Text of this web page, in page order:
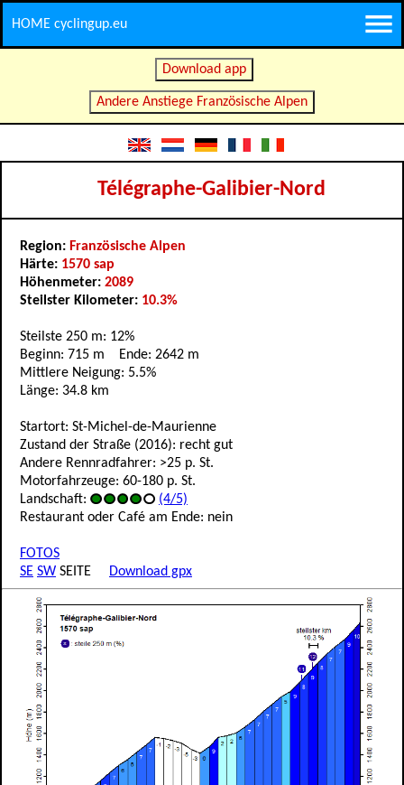
HOME cyclingup.eu
Download app
Andere Anstiege Französische Alpen
Télégraphe-Galibier-Nord
Region: Französische Alpen
Härte: 1570 sap
Höhenmeter: 2089
Steilster Kilometer: 10.3%
Steilste 250 m: 12%
Beginn: 715 m Ende: 2642 m
Mittlere Neigung: 5.5%
Länge: 34.8 km
Startort: St-Michel-de-Maurienne
Zustand der Straße (2016): recht gut
Andere Rennradfahrer: >25 p. St.
Motorfahrzeuge: 60-180 p. St.
Landschaft:
(4/5)
Restaurant oder Café am Ende: nein
FOTOS
SE SW SEITE Download gpx